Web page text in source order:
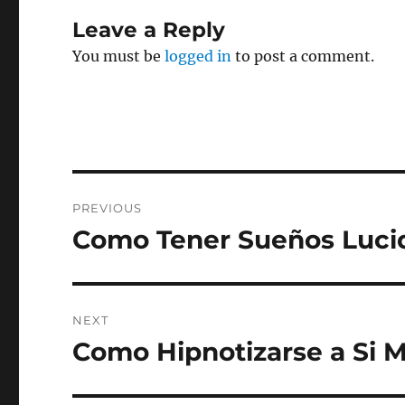
Leave a Reply
You must belogged in to post a comment.
navigation
PREVIOUS
Previous
Como Tener Sueños
NEXT
Next
Como Hipnotizarse a Si